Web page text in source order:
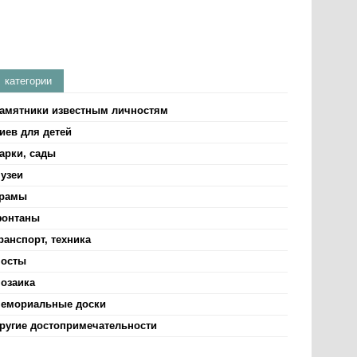
категории
известным личностям
для детей
сады
техника
доски
достопримечательности